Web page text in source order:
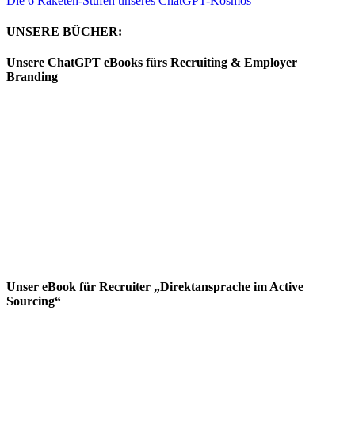
UNSERE BÜCHER:
Unsere ChatGPT eBooks fürs Recruiting & Employer
Branding
Unser eBook für Recruiter „Direktansprache im Active
Sourcing“